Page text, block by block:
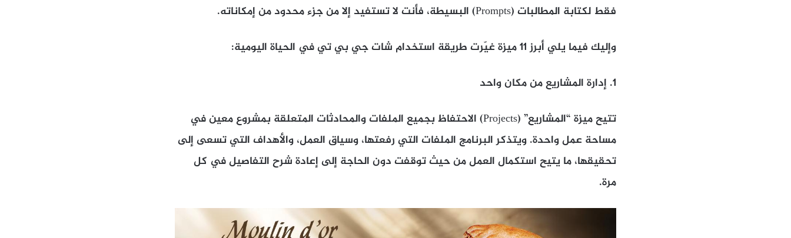
فقط لكتابة المطالبات (Prompts) البسيطة، فأنت لا تستفيد إلا من جزء محدود من إمكاناته.
وإليك فيما يلي أبرز 11 ميزة غيّرت طريقة استخدام شات جي بي تي في الحياة اليومية:
1. إدارة المشاريع من مكان واحد
تتيح ميزة “المشاريع” (Projects) الاحتفاظ بجميع الملفات والمحادثات المتعلقة بمشروع معين في
مساحة عمل واحدة. ويتذكر البرنامج الملفات التي رفعتها، وسياق العمل، والأهداف التي تسعى إلى
تحقيقها، ما يتيح استكمال العمل من حيث توقفت دون الحاجة إلى إعادة شرح التفاصيل في كل
مرة.